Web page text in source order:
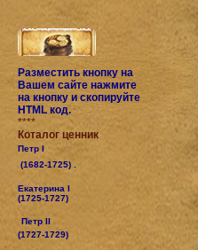
Разместить кнопку на
Вашем сайте нажмите
на кнопку и скопируйте
HTML код.
****
Коталог ценник
Петр I
(1682-1725) .
Екатерина I
(1725-1727)
Петр II
(1727-1729)